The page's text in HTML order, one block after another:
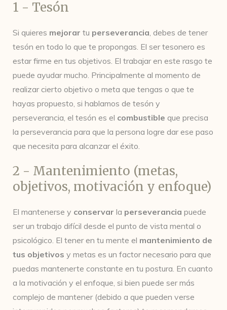
1 - Tesón
Si quieres mejorar tu perseverancia, debes de tener
tesón en todo lo que te propongas. El ser tesonero es
estar firme en tus objetivos. El trabajar en este rasgo te
puede ayudar mucho. Principalmente al momento de
realizar cierto objetivo o meta que tengas o que te
hayas propuesto, si hablamos de tesón y
perseverancia, el tesón es el combustible que precisa
la perseverancia para que la persona logre dar ese paso
que necesita para alcanzar el éxito.
2 - Mantenimiento (metas,
objetivos, motivación y enfoque)
El mantenerse y conservar la perseverancia puede
ser un trabajo difícil desde el punto de vista mental o
psicológico. El tener en tu mente el mantenimiento de
tus objetivos y metas es un factor necesario para que
puedas mantenerte constante en tu postura. En cuanto
a la motivación y el enfoque, si bien puede ser más
complejo de mantener (debido a que pueden verse